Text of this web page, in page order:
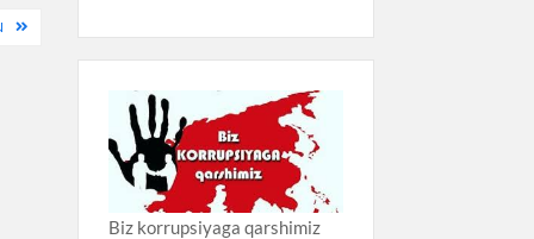
Biz korrupsiyaga qarshimiz